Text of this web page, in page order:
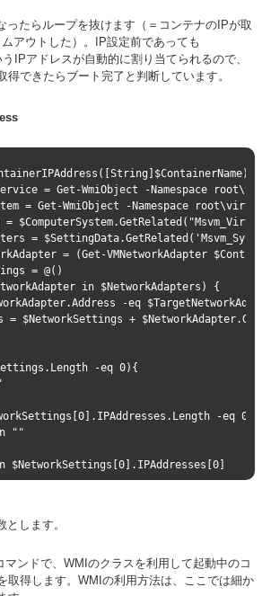
ったらループを抜けます（＝コンテナのIPが取
アウトした）。IP設定前であっても
IPアドレスが自動的に割り当てられるので、
得できたらブート完了と判断しています。
= Get-WmiObject -Namespace
= Get-WmiObject -Namespace
=
= (Get-VMNetworkAdapter
= @()
in $NetworkAdapters) {
-eq
= $NetworkSettings +
-eq 0){
-eq 0){
""
とします。
マンドで、WMIのクラスを利用して起動中のコ
取得します。WMIの利用方法は、ここでは細か